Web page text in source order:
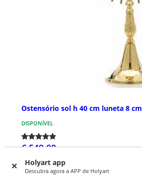
Holyart app
Descubra agora a APP de Holyart
Ostensório sol h 40 cm luneta 8 cm
DISPONÍVEL
€ 549,00